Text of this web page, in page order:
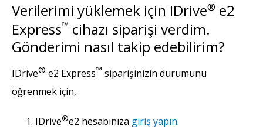
Verilerimi yüklemek için IDrive® e2
Express™ cihazı siparişi verdim.
Gönderimi nasıl takip edebilirim?
IDrive® e2 Express™ siparişinizin durumunu
öğrenmek için,
IDrive®e2 hesabınıza giriş yapın.